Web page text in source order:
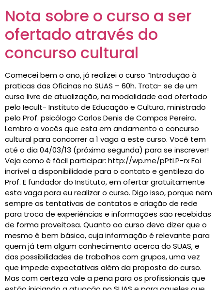
Nota sobre o curso a ser
ofertado através do
concurso cultural
Comecei bem o ano, já realizei o curso “Introdução à
praticas das Oficinas no SUAS – 60h. Trata- se de um
curso livre de atualização, na modalidade ead ofertado
pelo Iecult- Instituto de Educação e Cultura, ministrado
pelo Prof. psicólogo Carlos Denis de Campos Pereira.
Lembro a vocês que esta em andamento o concurso
cultural para concorrer a 1 vaga a este curso. Você tem
até o dia 04/03/13 (próxima segunda) para se inscrever!
Veja como é fácil participar: http://wp.me/pPtLP-rx Foi
incrível a disponibilidade para o contato e gentileza do
Prof. E fundador do Instituto, em ofertar gratuitamente
esta vaga para eu realizar o curso. Digo isso, porque nem
sempre as tentativas de contatos e criação de rede
para troca de experiências e informações são recebidas
de forma proveitosa. Quanto ao curso devo dizer que o
mesmo é bem básico, cuja informação é relevante para
quem já tem algum conhecimento acerca do SUAS, e
das possibilidades de trabalhos com grupos, uma vez
que impede expectativas além da proposta do curso.
Mas com certeza vale a pena para os profissionais que